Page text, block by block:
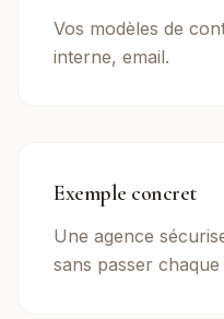
Vos modèles de
interne, email.
Exemple concret
Une agence
sans passer